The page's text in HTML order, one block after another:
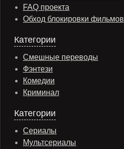
FAQ проекта
Обход блокировки фильмов
Категории
Смешные переводы
Фэнтези
Комедии
Криминал
Категории
Сериалы
Мультсериалы